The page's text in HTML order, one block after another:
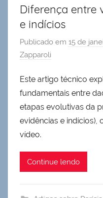
Diferença entre
e indícios
Publicado em 15 de
Zapparoli
Este artigo técnico
fundamentais entre
etapas evolutivas da
evidências e indícios),
vídeo.
Continue lendo